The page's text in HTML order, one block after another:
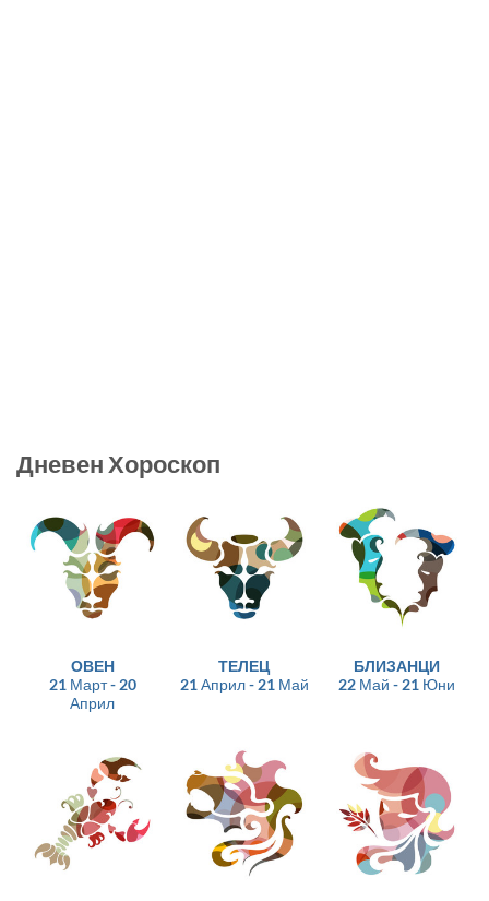
Дневен Хороскоп
ОВЕН
21 Март - 20
Април
ТЕЛЕЦ
21 Април - 21 Май
БЛИЗАНЦИ
22 Май - 21 Юни